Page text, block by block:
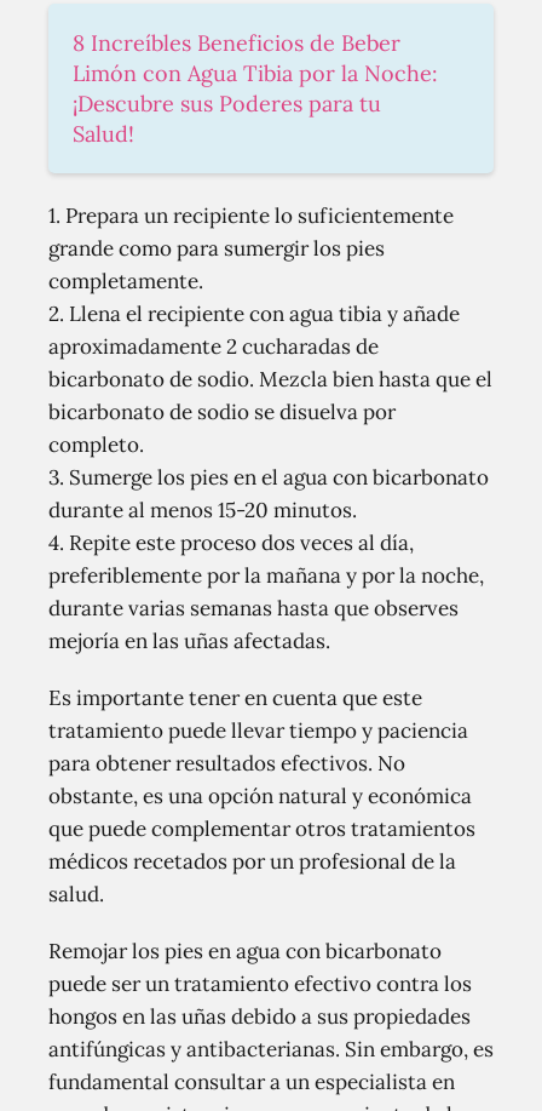
8 Increíbles Beneficios de Beber
Limón con Agua Tibia por la Noche:
¡Descubre sus Poderes para tu
Salud!
1. Prepara un recipiente lo suficientemente
grande como para sumergir los pies
completamente.
2. Llena el recipiente con agua tibia y añade
aproximadamente 2 cucharadas de
bicarbonato de sodio. Mezcla bien hasta que el
bicarbonato de sodio se disuelva por
completo.
3. Sumerge los pies en el agua con bicarbonato
durante al menos 15-20 minutos.
4. Repite este proceso dos veces al día,
preferiblemente por la mañana y por la noche,
durante varias semanas hasta que observes
mejoría en las uñas afectadas.
Es importante tener en cuenta que este
tratamiento puede llevar tiempo y paciencia
para obtener resultados efectivos. No
obstante, es una opción natural y económica
que puede complementar otros tratamientos
médicos recetados por un profesional de la
salud.
Remojar los pies en agua con bicarbonato
puede ser un tratamiento efectivo contra los
hongos en las uñas debido a sus propiedades
antifúngicas y antibacterianas. Sin embargo, es
fundamental consultar a un especialista en